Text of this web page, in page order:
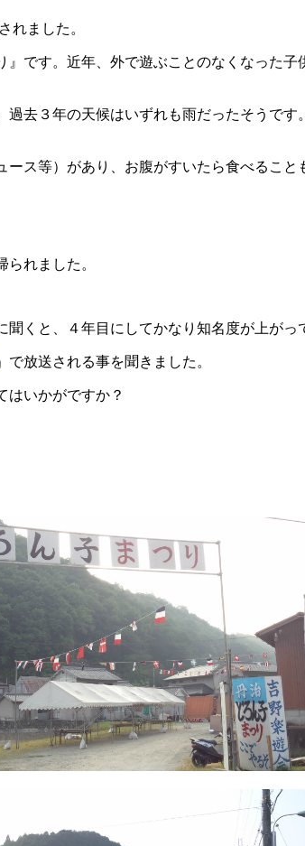
れました。
です。近年、外で遊ぶことのなくなった
去３年の天候はいずれも雨だったそうで
ス等）があり、お腹がすいたら食べること
れました。
くと、４年目にしてかなり知名度が上がっ
」で放送される事を聞きました。
はいかがですか？